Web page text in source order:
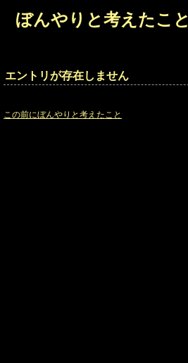
ぼんやりと考えたこと
エントリが存在しません
この前にぼんやりと考えたこと